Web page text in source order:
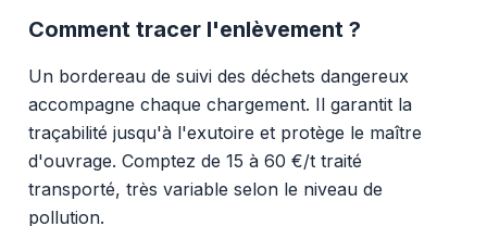
Comment tracer l'enlèvement ?
Un bordereau de suivi des déchets dangereux
accompagne chaque chargement. Il garantit la
traçabilité jusqu'à l'exutoire et protège le maître
d'ouvrage. Comptez de 15 à 60 €/t traité
transporté, très variable selon le niveau de
pollution.